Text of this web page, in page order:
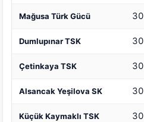
Mağusa Türk Gücü 30
Dumlupınar TSK 30
Çetinkaya TSK 30
Alsancak Yeşilova SK 30
Küçük Kaymaklı TSK 30